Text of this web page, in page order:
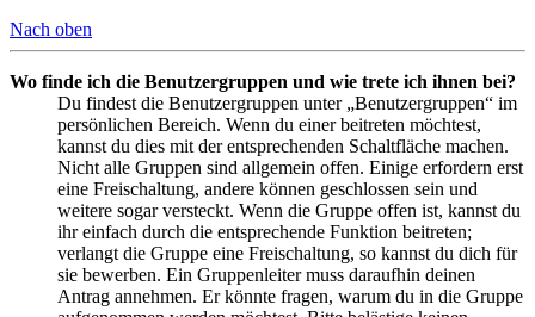
Nach oben
Wo finde ich die Benutzergruppen und wie trete ich ihnen bei?
Du findest die Benutzergruppen unter „Benutzergruppen“ im
persönlichen Bereich. Wenn du einer beitreten möchtest,
kannst du dies mit der entsprechenden Schaltfläche machen.
Nicht alle Gruppen sind allgemein offen. Einige erfordern erst
eine Freischaltung, andere können geschlossen sein und
weitere sogar versteckt. Wenn die Gruppe offen ist, kannst du
ihr einfach durch die entsprechende Funktion beitreten;
verlangt die Gruppe eine Freischaltung, so kannst du dich für
sie bewerben. Ein Gruppenleiter muss daraufhin deinen
Antrag annehmen. Er könnte fragen, warum du in die Gruppe